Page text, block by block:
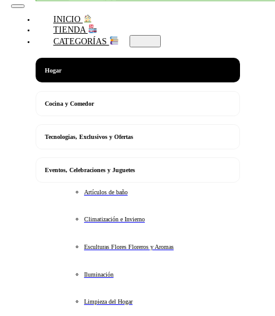
INICIO
TIENDA
CATEGORÍAS
Hogar
Cocina y Comedor
Tecnologias, Exclusivos y Ofertas
Eventos, Celebraciones y Juguetes
Artículos de baño
Climatización e Invierno
Esculturas Flores Floreros y Aromas
Iluminación
Limpieza del Hogar